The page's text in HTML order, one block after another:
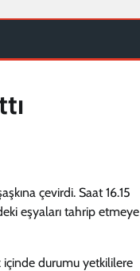
çevirdi. Saat 16.15
eşyaları tahrip etmeye
içinde durumu yetkililere